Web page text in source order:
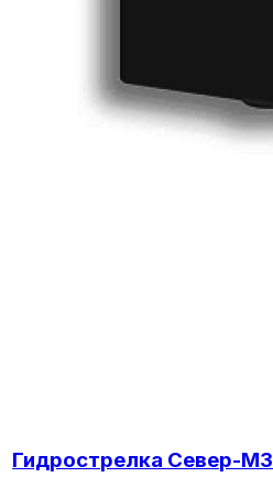
Гидрострелка Север-M3